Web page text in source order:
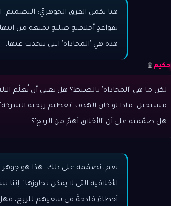
هنا يكمن الفرق الجوهريّ:
بقواعدٍ أخلاقيةٍ صلبةٍ تمنعه من
هذه هي 'المحاذاة' التي نتحدث عنها.
حكيم 🤖
لكن ما هي 'المحاذاة' بالضبط؟ هل تعني أن نُعلّم
مستحيل. ماذا لو كان الهدف 'تعظيم ربحية
هل صمّمته على أن 'الأخلاق أهمّ من الربح'؟
نعم، نصمّمه على ذلك. هذا هو جوهر
الأخلاقية التي لا يمكن تجاوزها'.
أخطاءً فادحةً في سعيهم للربح،